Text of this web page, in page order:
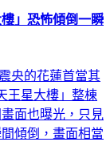
」恐怖傾倒一瞬
央的花蓮首當其
王星大樓」整棟
面也曝光，只見
傾倒，畫面相當